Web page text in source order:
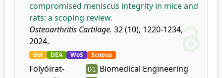
compromised meniscus integrity in mice and
rats: a scoping review.
Osteoarthritis Cartilage. 32 (10), 1220-1234,
2024.
doi DEA WoS Scopus
Folyóirat-
D1 Biomedical Engineering